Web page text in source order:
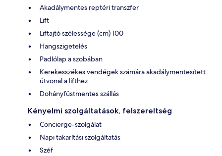
Akadálymentes reptéri transzfer
Lift
Liftajtó szélessége (cm) 100
Hangszigetelés
Padlólap a szobában
Kerekesszékes vendégek számára akadálymentesített
útvonal a lifthez
Dohányfüstmentes szállás
Kényelmi szolgáltatások, felszereltség
Concierge-szolgálat
Napi takarítási szolgáltatás
Széf